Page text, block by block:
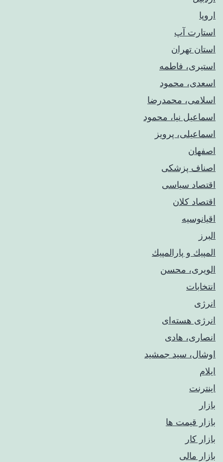
اروپا
استارت آپ
استان تهران
استیری، فاطمه
اسعدی، محمود
اسلامی، محمدرضا
اسماعیل نیا، محمود
اسماعیلی، پرویز
اصفهان
اصناف پزشکی
اقتصاد سیاسی
اقتصاد کلان
اقیانوسیه
البرز
المپيك و پارالمپيك
الویری، محسن
انتخابات
انرژی
انرژی هسته‌ای
انصاری، هادی
اوشال، سید جمشید
ایلام
اینترنت
بازار
بازار قیمت ها
بازار کار
بازار مالی